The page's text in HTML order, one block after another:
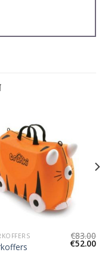
€83.00
€52.00